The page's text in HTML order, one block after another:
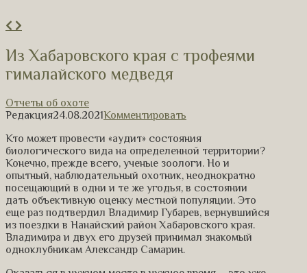
Из Хабаровского края с трофеями
гималайского медведя
Отчеты об охоте
Редакция24.08.2021Комментировать
Кто может провести «аудит» состояния
биологического вида на определенной территории?
Конечно, прежде всего, ученые зоологи. Но и
опытный, наблюдательный охотник, неоднократно
посещающий в одни и те же угодья, в состоянии
дать объективную оценку местной популяции. Это
еще раз подтвердил Владимир Губарев, вернувшийся
из поездки в Нанайский район Хабаровского края.
Владимира и двух его друзей принимал знакомый
одноклубникам Александр Самарин.